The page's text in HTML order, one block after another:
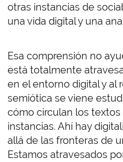
otras instancias de
una vida digital y una
Esa comprensión no
está totalmente
en el entorno digital y al
semiótica se viene
cómo circulan los
instancias. Ahí hay
allá de las fronteras de
Estamos atravesados